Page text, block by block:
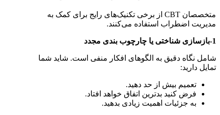
متخصصان CBT از برخی تکنیک‌های رایج برای کمک به
مدیریت اضطراب استفاده می‌کنند.
1-بازسازی شناختی یا چارچوب بندی مجدد
شامل نگاه دقیق به الگوهای افکار منفی است. شاید شما
تمایل دارید:
تعمیم بیش از حد دهید.
فرض کنید بدترین اتفاق خواهد افتاد.
به جزئیات اهمیت زیادی بدهید.